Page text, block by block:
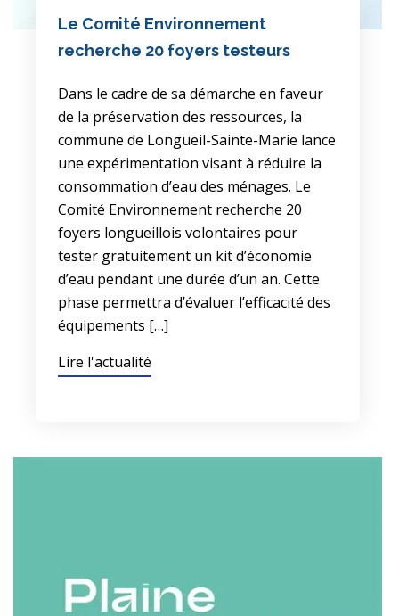
Le Comité Environnement
recherche 20 foyers testeurs
Dans le cadre de sa démarche en faveur
de la préservation des ressources, la
commune de Longueil-Sainte-Marie lance
une expérimentation visant à réduire la
consommation d’eau des ménages. Le
Comité Environnement recherche 20
foyers longueillois volontaires pour
tester gratuitement un kit d’économie
d’eau pendant une durée d’un an. Cette
phase permettra d’évaluer l’efficacité des
équipements […]
Lire l'actualité